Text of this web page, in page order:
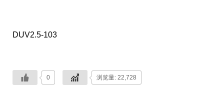
DUV2.5-103
0 浏览量: 22,728